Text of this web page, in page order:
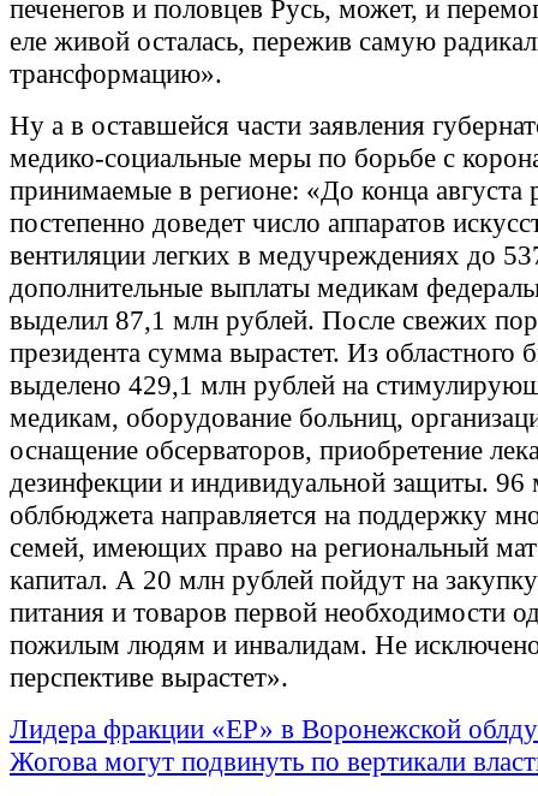
печенегов и половцев Русь, может, и
еле живой осталась, пережив самую
трансформацию».
Ну а в оставшейся части заявления
медико-социальные меры по борьбе с
принимаемые в регионе: «До конца августа
постепенно доведет число аппаратов
вентиляции легких в медучреждениях до
дополнительные выплаты медикам
выделил 87,1 млн рублей. После свежих
президента сумма вырастет. Из областного
выделено 429,1 млн рублей на
медикам, оборудование больниц,
оснащение обсерваторов, приобретение
дезинфекции и индивидуальной защиты. 96
облбюджета направляется на поддержку
семей, имеющих право на региональный
капитал. А 20 млн рублей пойдут на
питания и товаров первой необходимости
пожилым людям и инвалидам. Не
перспективе вырастет».
Лидера фракции «ЕР» в Воронежской
Жогова могут подвинуть по вертикали